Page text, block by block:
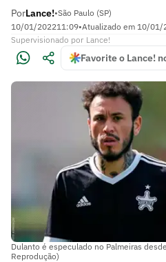
PorLance!•São Paulo (SP)
10/01/202211:09•Atualizado em 10/01/
Supervisionado por Lance!
Favorite o Lance!
Dulanto é especulado no Palmeiras
Reprodução)